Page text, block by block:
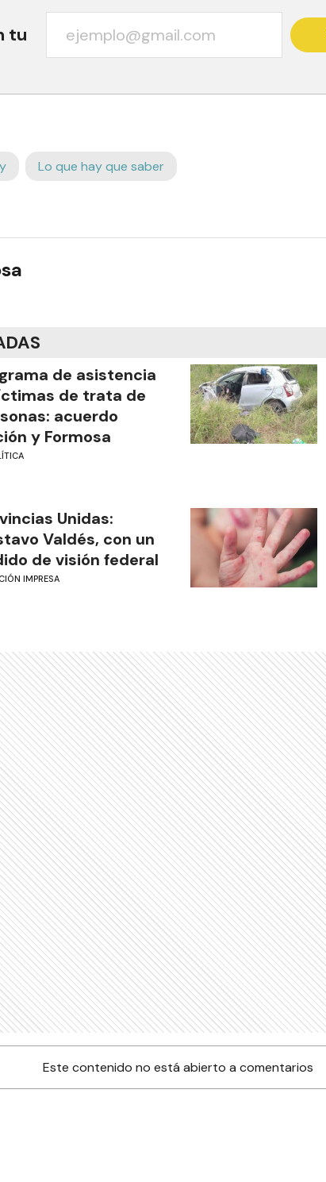
tu
Lo que hay que saber
de asistencia
de trata de
acuerdo
y Formosa
Unidas:
Valdés, con un
de visión federal
IMPRESA
Este contenido no está abierto a comentarios